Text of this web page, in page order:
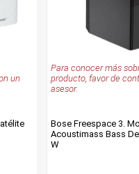
un
Para conocer más
producto, favor de
asesor.
Bose Freespace 3.
Acoustimass Bass
W